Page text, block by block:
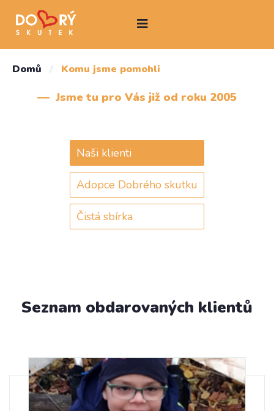
Domů / Komu jsme pomohli
Jsme tu pro Vás již od roku 2005
Naši klienti
Adopce Dobrého skutku
Čistá sbírka
Seznam obdarovaných klientů